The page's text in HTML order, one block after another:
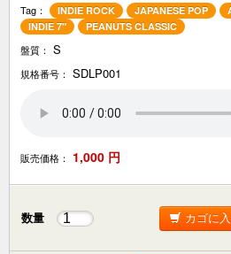
Tag： INDIE ROCK JAPANESE POP
INDIE 7"
PEANUTS CLASSIC
盤質： S
規格番号： SDLP001
販売価格： 1,000 円
数量 カゴに